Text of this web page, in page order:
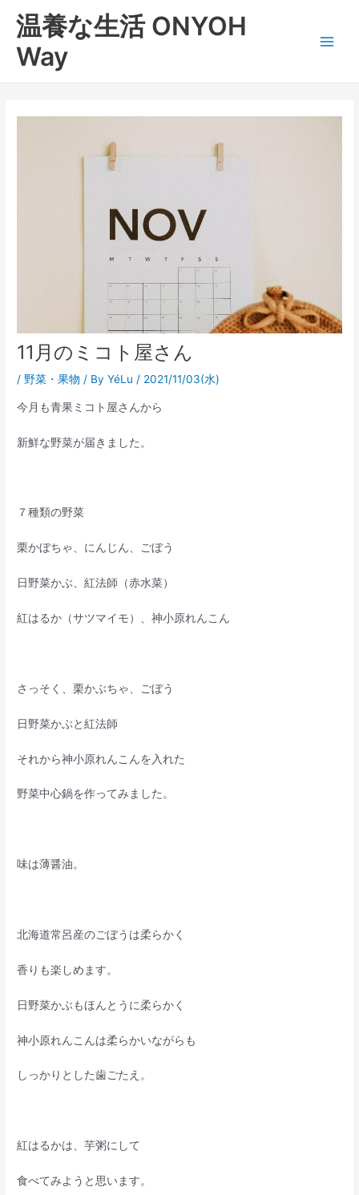
温養な生活 ONYOH
Way
11月のミコト屋さん
/ 野菜・果物 / ByYéLu / 2021/11/03(水)
今月も青果ミコト屋さんから
新鮮な野菜が届きました。
７種類の野菜
栗かぼちゃ、にんじん、ごぼう
日野菜かぶ、紅法師（赤水菜）
紅はるか（サツマイモ）、神小原れんこん
さっそく、栗かぶちゃ、ごぼう
日野菜かぶと紅法師
それから神小原れんこんを入れた
野菜中心鍋を作ってみました。
味は薄醤油。
北海道常呂産のごぼうは柔らかく
香りも楽しめます。
日野菜かぶもほんとうに柔らかく
神小原れんこんは柔らかいながらも
しっかりとした歯ごたえ。
紅はるかは、芋粥にして
食べてみようと思います。